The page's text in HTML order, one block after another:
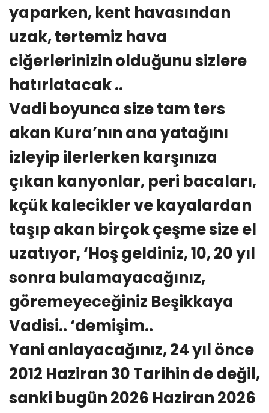
yaparken, kent havasından
uzak, tertemiz hava
ciğerlerinizin olduğunu sizlere
hatırlatacak ..
Vadi boyunca size tam ters
akan Kura’nın ana yatağını
izleyip ilerlerken karşınıza
çıkan kanyonlar, peri bacaları,
kçük kalecikler ve kayalardan
taşıp akan birçok çeşme size el
uzatıyor, ‘Hoş geldiniz, 10, 20 yıl
sonra bulamayacağınız,
göremeyeceğiniz Beşikkaya
Vadisi.. ‘demişim..
Yani anlayacağınız, 24 yıl önce
2012 Haziran 30 Tarihin de değil,
sanki bugün 2026 Haziran 2026